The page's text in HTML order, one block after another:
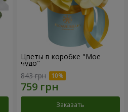
Цветы в коробке "Мое
чудо"
843 грн
Заказать